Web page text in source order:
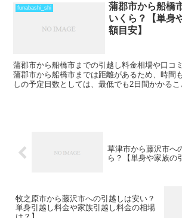
funabashi_shi
蒲郡市から船橋
いくら？【単身
額目安】
蒲郡市から船橋市までの引越し料金相場や口コ
蒲郡市から船橋市までは距離があるため、時間
しの予定日数としては、最低でも2日間かかるこ
草津市から藤沢市へ
ら？【単身や家族の
牧之原市から藤沢市への引越しは安い？
単身引越し料金や家族引越し料金の相場